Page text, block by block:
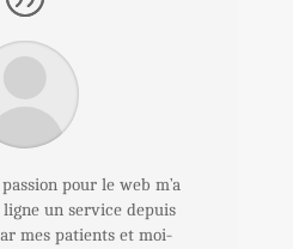
pour le web m’a
un service depuis
mes patients et moi-